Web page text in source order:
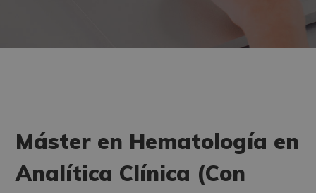
Máster en Hematología en
Analítica Clínica (Con